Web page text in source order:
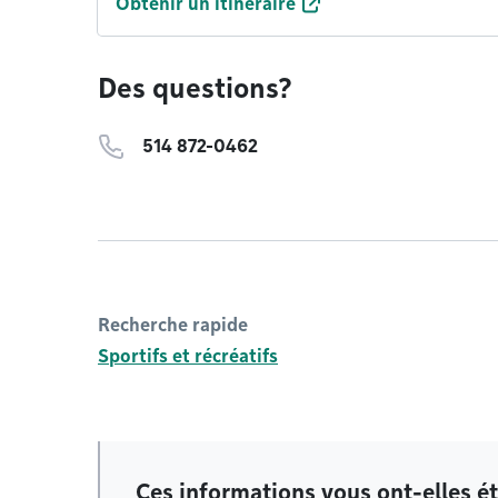
Des questions?
514 872-0462
Recherche rapide
Sportifs et récréatifs
Ces informations vous ont-elles